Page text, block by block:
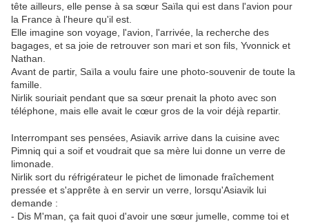
tête ailleurs, elle pense à sa sœur Saïla qui est dans l'avion pour
la France à l'heure qu'il est.
Elle imagine son voyage, l'avion, l'arrivée, la recherche des
bagages, et sa joie de retrouver son mari et son fils, Yvonnick et
Nathan.
Avant de partir, Saïla a voulu faire une photo-souvenir de toute la
famille.
Nirlik souriait pendant que sa sœur prenait la photo avec son
téléphone, mais elle avait le cœur gros de la voir déjà repartir.
Interrompant ses pensées, Asiavik arrive dans la cuisine avec
Pimniq qui a soif et voudrait que sa mère lui donne un verre de
limonade.
Nirlik sort du réfrigérateur le pichet de limonade fraîchement
pressée et s'apprête à en servir un verre, lorsqu'Asiavik lui
demande :
- Dis M'man, ça fait quoi d'avoir une sœur jumelle, comme toi et